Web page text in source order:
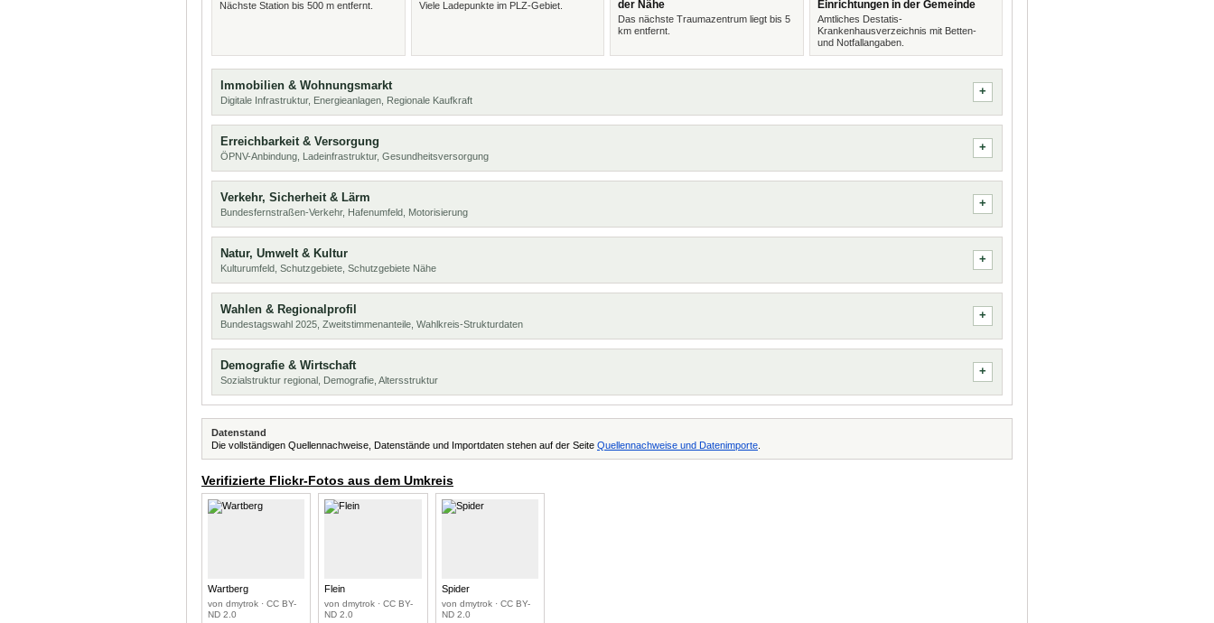
Nächste Station bis 500 m entfernt. Viele Ladepunkte im PLZ-Gebiet.
der Nähe
Das nächste Traumazentrum liegt bis 5
km entfernt.
Einrichtungen in der Gemeinde
Amtliches Destatis-
Krankenhausverzeichnis mit Betten-
und Notfallangaben.
Immobilien & Wohnungsmarkt
Digitale Infrastruktur, Energieanlagen, Regionale Kaufkraft
Erreichbarkeit & Versorgung
ÖPNV-Anbindung, Ladeinfrastruktur, Gesundheitsversorgung
Verkehr, Sicherheit & Lärm
Bundesfernstraßen-Verkehr, Hafenumfeld, Motorisierung
Natur, Umwelt & Kultur
Kulturumfeld, Schutzgebiete, Schutzgebiete Nähe
Wahlen & Regionalprofil
Bundestagswahl 2025, Zweitstimmenanteile, Wahlkreis-Strukturdaten
Demografie & Wirtschaft
Sozialstruktur regional, Demografie, Altersstruktur
Datenstand
Die vollständigen Quellennachweise, Datenstände und Importdaten stehen auf der Seite Quellennachweise und Datenimporte
Verifizierte Flickr-Fotos aus dem Umkreis
Wartberg
von dmytrok · CC BY-
ND 2.0
Flein
von dmytrok · CC BY-
ND 2.0
Spider
von dmytrok · CC BY-
ND 2.0